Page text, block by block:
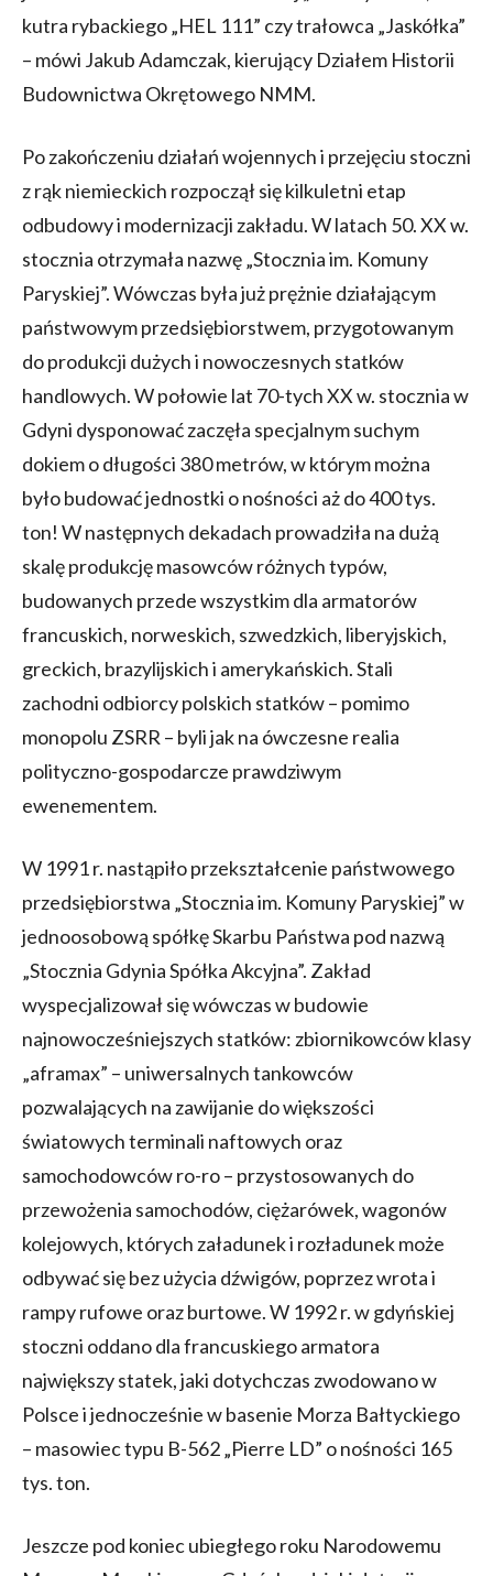
kutra rybackiego „HEL 111” czy trałowca „Jaskółka”
– mówi Jakub Adamczak, kierujący Działem Historii
Budownictwa Okrętowego NMM.
Po zakończeniu działań wojennych i przejęciu stoczni
z rąk niemieckich rozpoczął się kilkuletni etap
odbudowy i modernizacji zakładu. W latach 50. XX w.
stocznia otrzymała nazwę „Stocznia im. Komuny
Paryskiej”. Wówczas była już prężnie działającym
państwowym przedsiębiorstwem, przygotowanym
do produkcji dużych i nowoczesnych statków
handlowych. W połowie lat 70-tych XX w. stocznia w
Gdyni dysponować zaczęła specjalnym suchym
dokiem o długości 380 metrów, w którym można
było budować jednostki o nośności aż do 400 tys.
ton! W następnych dekadach prowadziła na dużą
skalę produkcję masowców różnych typów,
budowanych przede wszystkim dla armatorów
francuskich, norweskich, szwedzkich, liberyjskich,
greckich, brazylijskich i amerykańskich. Stali
zachodni odbiorcy polskich statków – pomimo
monopolu ZSRR – byli jak na ówczesne realia
polityczno-gospodarcze prawdziwym
ewenementem.
W 1991 r. nastąpiło przekształcenie państwowego
przedsiębiorstwa „Stocznia im. Komuny Paryskiej” w
jednoosobową spółkę Skarbu Państwa pod nazwą
„Stocznia Gdynia Spółka Akcyjna”. Zakład
wyspecjalizował się wówczas w budowie
najnowocześniejszych statków: zbiornikowców klasy
„aframax” – uniwersalnych tankowców
pozwalających na zawijanie do większości
światowych terminali naftowych oraz
samochodowców ro-ro – przystosowanych do
przewożenia samochodów, ciężarówek, wagonów
kolejowych, których załadunek i rozładunek może
odbywać się bez użycia dźwigów, poprzez wrota i
rampy rufowe oraz burtowe. W 1992 r. w gdyńskiej
stoczni oddano dla francuskiego armatora
największy statek, jaki dotychczas zwodowano w
Polsce i jednocześnie w basenie Morza Bałtyckiego
– masowiec typu B-562 „Pierre LD” o nośności 165
tys. ton.
Jeszcze pod koniec ubiegłego roku Narodowemu